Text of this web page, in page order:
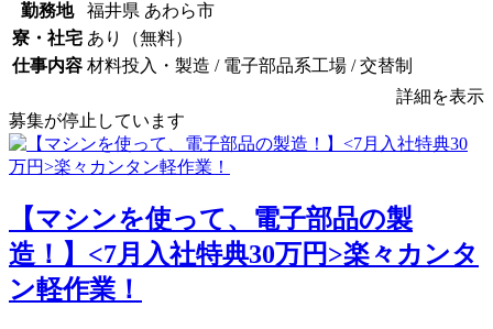
勤務地
福井県 あわら市
寮・社宅 あり（無料）
仕事内容 材料投入・製造 / 電子部品系工場 / 交替制
詳細を表示
募集が停止しています
【マシンを使って、電子部品の製
造！】<7月入社特典30万円>楽々カンタ
ン軽作業！